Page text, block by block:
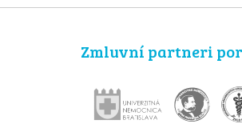
Zmluvní partneri